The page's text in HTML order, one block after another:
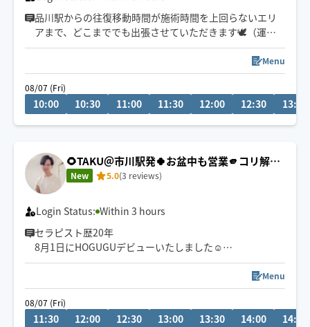
品川駅からの往復移動時間が施術時間を上回らないエリ
アまで、どこまででも出張させていただきます🕊️（運転
免許は自主返納済）
9:30〜港区・品川区・大田区のみ早着可
10:30〜その他エリアはメッセージにて要相談
Menu
08/07 (Fri)
10:00 10:30 11:00 11:30 12:00 12:30 13:00
🌻TAKU＠市川駅発🍀お盆中も営業🫵コリ解消
もみほぐし×リンパオイル
New 5.0(3 reviews)
Login Status: Within 3 hours
セラピスト歴20年
8月1日にHOGUGUデビューいたしました☺
深部までアプローチする【もみほぐし】と、【安眠オイ
ル】で、心身の緊張をスッと解き放ちます。忙しい日常を
忘れ、今夜はぐっすり眠りましょう
😪市川駅本八幡は自転車🚴移動 終電までは東京23区も
喜んでお伺い致します😊総武線沿線千葉〜三鷹
Menu
08/07 (Fri)
11:30 12:00 12:30 13:00 13:30 14:00 14:30